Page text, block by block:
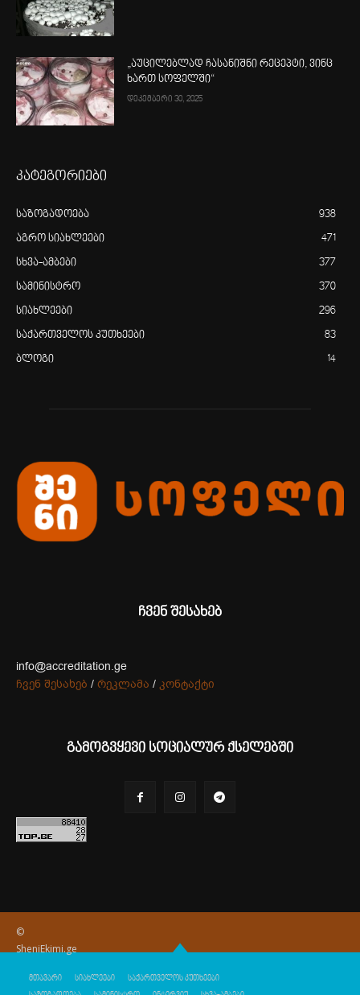
„აუცილებლად ჩასანიშნი რეცეპტი, ვინც
ხართ სოფელში“
დეკემბერი 30, 2025
კატეგორიები
საზოგადოება 938
აგრო სიახლეები 471
სხვა-ამბები 377
სამინისტრო 370
სიახლეები 296
საქართველოს კუთხეები 83
ბლოგი 14
ჩვენ შესახებ
info@accreditation.ge
ჩვენ შესახებ / რეკლამა / კონტაქტი
გამოგვყევი სოციალურ ქსელებში
©
SheniEkimi.ge
მთავარი სიახლეები საქართველოს კუთხეები